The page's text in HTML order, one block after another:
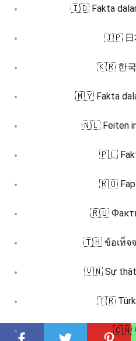
🇮🇩 Fakta
🇯🇵 日
🇰🇷 한국
🇲🇾 Fakta
🇳🇱 Feiten
🇵🇱
🇷🇴
🇷🇺
🇹🇭 ข้อเท็จจ
🇻🇳 Sự thật
🇹🇷
🇨🇳